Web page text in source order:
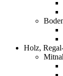
Holz,